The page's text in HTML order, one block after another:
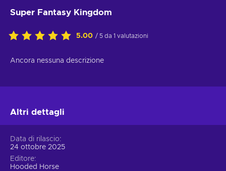
Super Fantasy Kingdom
5.00 / 5 da 1 valutazioni
Ancora nessuna descrizione
Altri dettagli
Data di rilascio
24 ottobre 2025
Editore
Hooded Horse